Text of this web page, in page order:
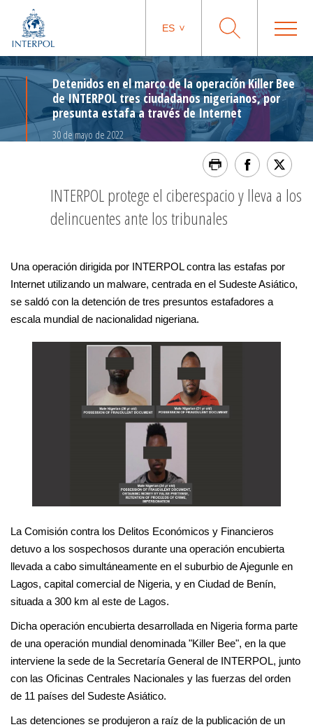
ES
Detenidos en el marco de la operación Killer Bee
de INTERPOL tres ciudadanos nigerianos, por
presunta estafa a través de Internet
30 de mayo de 2022
INTERPOL protege el ciberespacio y lleva a los
delincuentes ante los tribunales
Una operación dirigida por INTERPOL contra las estafas por
Internet utilizando un malware, centrada en el Sudeste Asiático,
se saldó con la detención de tres presuntos estafadores a
escala mundial de nacionalidad nigeriana.
La Comisión contra los Delitos Económicos y Financieros
detuvo a los sospechosos durante una operación encubierta
llevada a cabo simultáneamente en el suburbio de Ajegunle en
Lagos, capital comercial de Nigeria, y en Ciudad de Benín,
situada a 300 km al este de Lagos.
Dicha operación encubierta desarrollada en Nigeria forma parte
de una operación mundial denominada "Killer Bee", en la que
interviene la sede de la Secretaría General de INTERPOL, junto
con las Oficinas Centrales Nacionales y las fuerzas del orden
de 11 países del Sudeste Asiático.
Las detenciones se produjeron a raíz de la publicación de un